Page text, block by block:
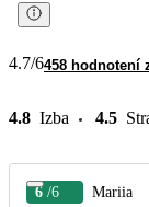
4.7/6458 hodnotení
4.8 Izba 4.5
6 /6 Mariia